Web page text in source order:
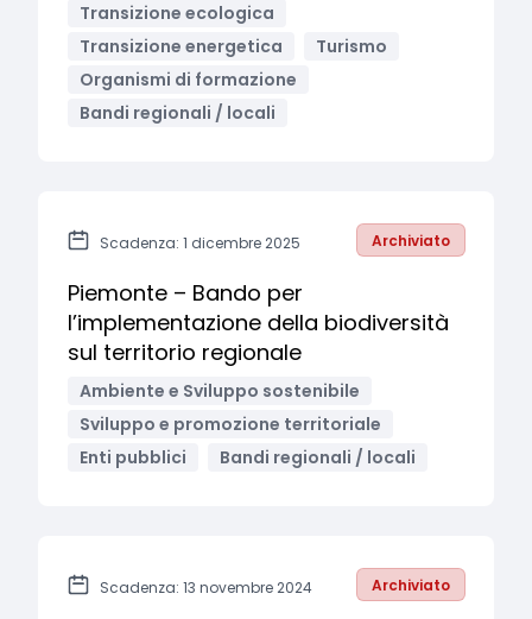
Transizione ecologica
Transizione energetica
Turismo
Organismi di formazione
Bandi regionali / locali
Scadenza: 1 dicembre 2025 Archiviato
Piemonte – Bando per
l’implementazione della biodiversità
sul territorio regionale
Ambiente e Sviluppo sostenibile
Sviluppo e promozione territoriale
Enti pubblici
Bandi regionali / locali
Scadenza: 13 novembre 2024 Archiviato